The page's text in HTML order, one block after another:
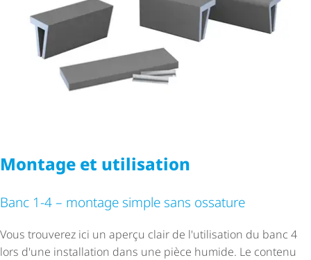
Montage et utilisation
Banc 1-4 – montage simple sans ossature
Vous trouverez ici un aperçu clair de l'utilisation du banc 4
lors d'une installation dans une pièce humide. Le contenu